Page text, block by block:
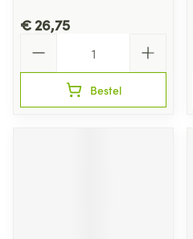
€ 26,75
Bestel